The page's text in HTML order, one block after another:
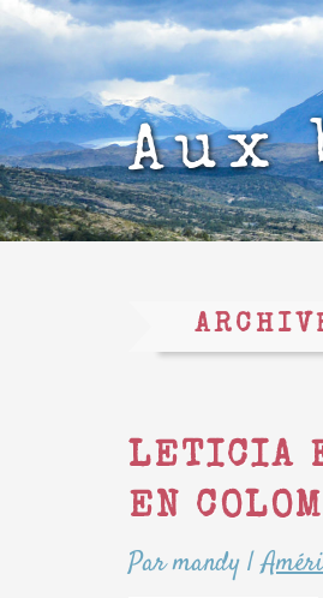
Aux
LETICIA
EN
Par mandy|